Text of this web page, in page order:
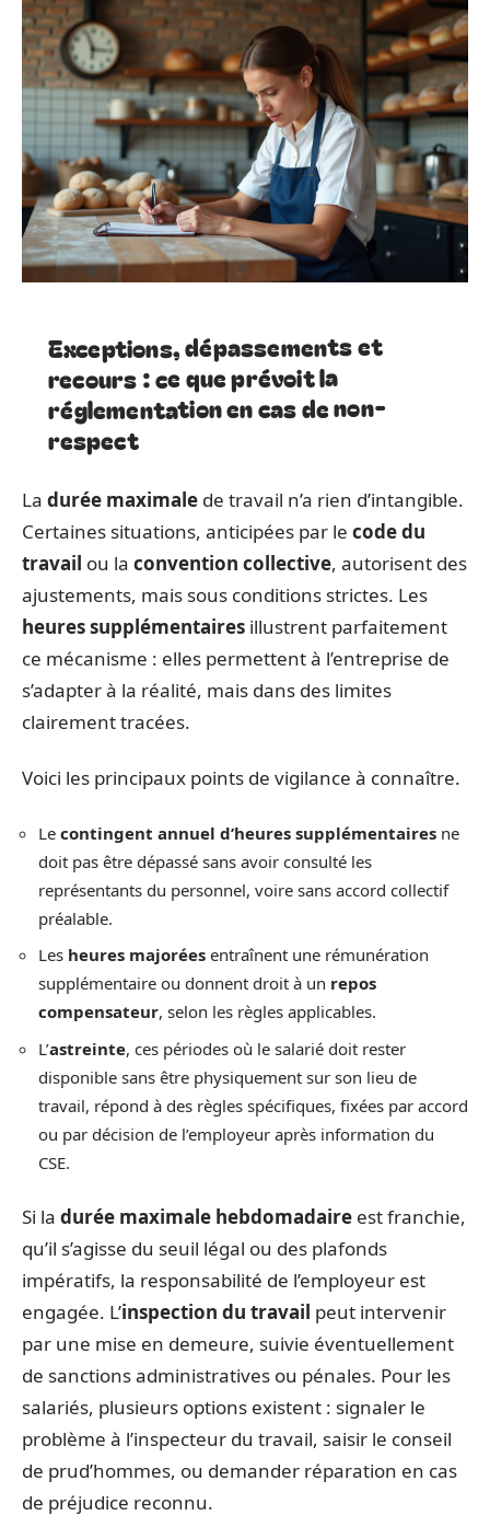
Exceptions, dépassements et
recours : ce que prévoit la
réglementation en cas de non-
respect
La durée maximale de travail n’a rien d’intangible.
Certaines situations, anticipées par le code du
travail ou la convention collective, autorisent des
ajustements, mais sous conditions strictes. Les
heures supplémentaires illustrent parfaitement
ce mécanisme : elles permettent à l’entreprise de
s’adapter à la réalité, mais dans des limites
clairement tracées.
Voici les principaux points de vigilance à connaître.
Le contingent annuel d’heures supplémentaires ne
doit pas être dépassé sans avoir consulté les
représentants du personnel, voire sans accord collectif
préalable.
Les heures majorées entraînent une rémunération
supplémentaire ou donnent droit à un repos
compensateur, selon les règles applicables.
L’astreinte, ces périodes où le salarié doit rester
disponible sans être physiquement sur son lieu de
travail, répond à des règles spécifiques, fixées par accord
ou par décision de l’employeur après information du
CSE.
Si la durée maximale hebdomadaire est franchie,
qu’il s’agisse du seuil légal ou des plafonds
impératifs, la responsabilité de l’employeur est
engagée. L’inspection du travail peut intervenir
par une mise en demeure, suivie éventuellement
de sanctions administratives ou pénales. Pour les
salariés, plusieurs options existent : signaler le
problème à l’inspecteur du travail, saisir le conseil
de prud’hommes, ou demander réparation en cas
de préjudice reconnu.